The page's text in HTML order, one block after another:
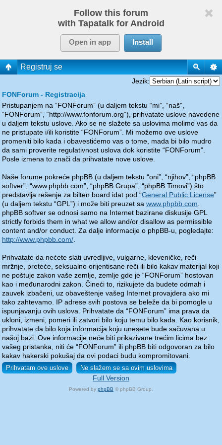
Follow this forum
with Tapatalk for Android
Open in app Install
Registruj se
Jezik:
FONForum - Registracija
Pristupanjem na “FONForum” (u daljem tekstu “mi”, “naš”,
“FONForum”, “http://www.fonforum.org”), prihvatate uslove navedene
u daljem tekstu uslove. Ako se ne slažete sa uslovima molimo vas da
ne pristupate i/ili koristite “FONForum”. Mi možemo ove uslove
promeniti bilo kada i obavestićemo vas o tome, mada bi bilo mudro
da sami proverite regulativnost uslova dok koristite “FONForum”.
Posle izmena to znači da prihvatate nove uslove.
Naše forume pokreće phpBB (u daljem tekstu “oni”, “njihov”, “phpBB
softver”, “www.phpbb.com”, “phpBB Grupa”, “phpBB Timovi”) što
predstavlja rešenje za bilten board idat pod “General Public License”
(u daljem tekstu “GPL”) i može biti preuzet sa www.phpbb.com
phpBB softver se odnosi samo na Internet bazirane diskusije GPL
strictly forbids them in what we allow and/or disallow as permissible
content and/or conduct. Za dalje informacije o phpBB-u, pogledajte:
http://www.phpbb.com/
Prihvatate da nećete slati uvredljive, vulgarne, kleveničke, reči
mržnje, preteće, seksualno orijentisane reči ili bilo kakav materijal koji
ne poštuje zakon vaše zemlje, zemlje gde je “FONForum” hostovan
kao i međunarodni zakon. Čineći to, rizikujete da budete odmah i
zauvek izbačeni, uz obaveštenje vašeg Internet provajdera ako mi
tako zahtevamo. IP adrese svih postova se beleže da bi pomogle u
ispunjavanju ovih uslova. Prihvatate da “FONForum” ima prava da
ukloni, izmeni, pomeri ili zatvori bilo koju temu bilo kada. Kao korisnik,
prihvatate da bilo koja informacija koju unesete bude sačuvana u
našoj bazi. Ove informacije neće biti prikazivane trećim licima bez
vašeg pristanka, niti će “FONForum” ili phpBB biti odgovoran za bilo
kakav hakerski pokušaj da ovi podaci budu kompromitovani.
Full Version
Powered by phpBB © phpBB Group.